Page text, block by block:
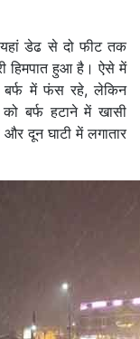
यहां डेढ से दो फीट तक
हिमपात हुआ है। ऐसे में
बर्फ में फंस रहे, लेकिन
बर्फ हटाने में खासी
दून घाटी में लगातार